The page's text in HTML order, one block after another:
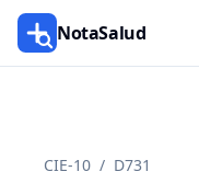
NotaSalud
CIE-10 / D731